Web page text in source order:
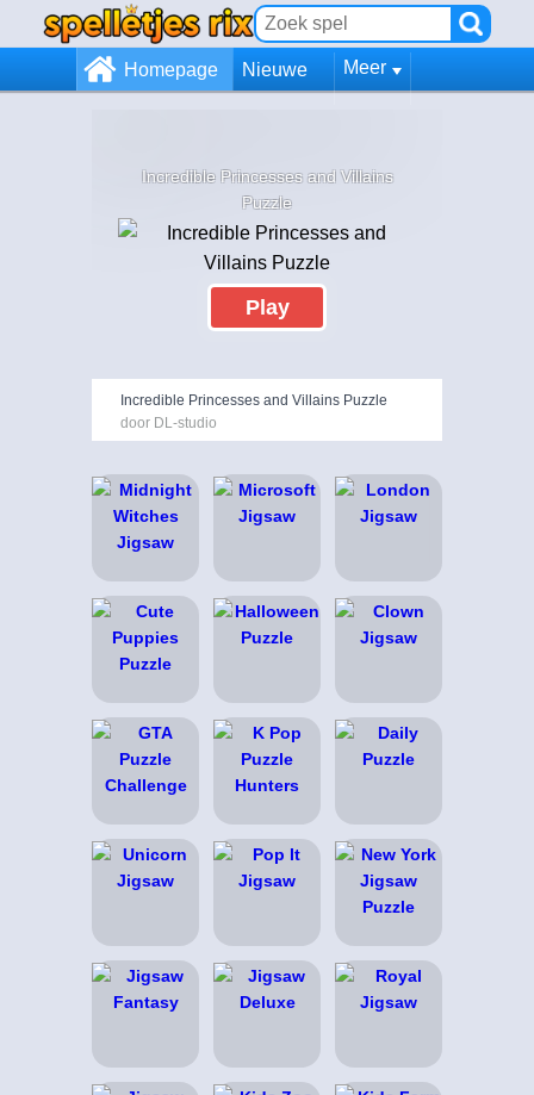
Homepage Nieuwe Meer
Incredible Princesses and Villains
Puzzle
Play
Incredible Princesses and Villains Puzzle
door DL-studio